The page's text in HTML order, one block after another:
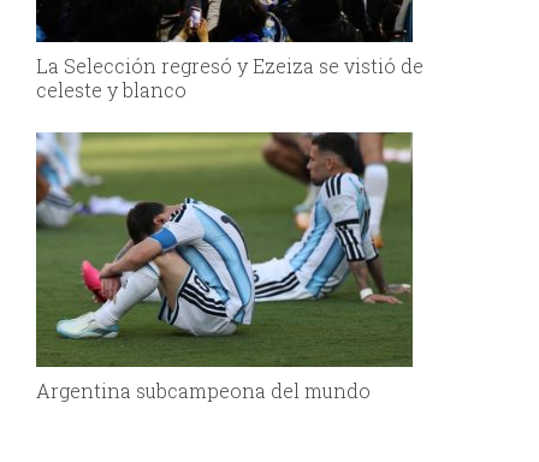
La Selección regresó y Ezeiza se vistió de
celeste y blanco
Argentina subcampeona del mundo